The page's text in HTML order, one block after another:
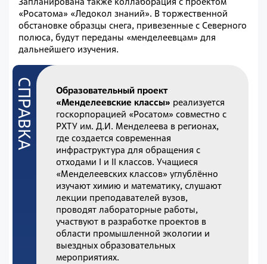
«Росатома» «Ледокол знаний». В торжественной
обстановке образцы снега, привезенные с Северного
полюса, будут переданы «менделеевцам» для
дальнейшего изучения.
Образовательный проект
«Менделеевские классы» реализуется
госкорпорацией «Росатом» совместно с
РХТУ им. Д.И. Менделеева в регионах,
где создается современная
инфраструктура для обращения с
отходами I и II классов. Учащиеся
«Менделеевских классов» углублённо
изучают химию и математику, слушают
лекции преподавателей вузов,
проводят лабораторные работы,
участвуют в разработке проектов в
области промышленной экологии и
выездных образовательных
мероприятиях.